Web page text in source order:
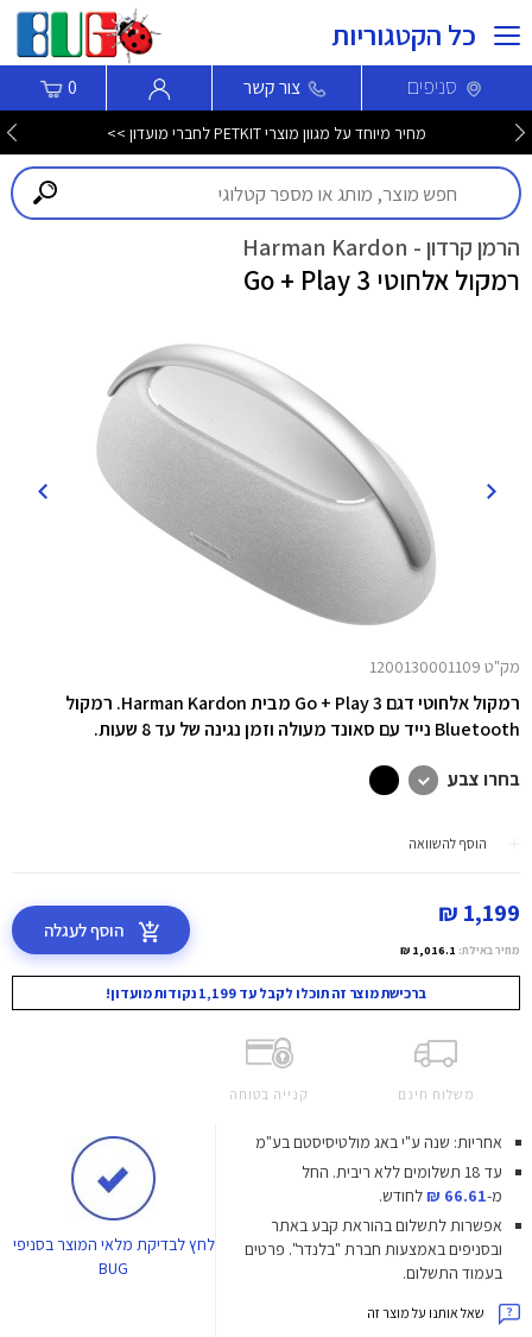
כל הקטגוריות
סניפים צור קשר 0
מחיר מיוחד על מגוון מוצרי PETKIT לחברי מועדון >>
הרמן קרדון - Harman Kardon
רמקול אלחוטי Go + Play 3
מק"ט 1200130001109
רמקול אלחוטי דגם Go + Play 3 מבית Harman Kardon. רמקול
Bluetooth נייד עם סאונד מעולה וזמן נגינה של עד 8 שעות.
בחרו צבע
הוסף להשוואה
1,199 ₪
מחיר באילת: 1,016.1 ₪
הוסף לעגלה
ברכישת מוצר זה תוכלו לקבל עד 1,199 נקודות מועדון!
משלוח חינם קנייה בטוחה
אחריות: שנה ע"י באג מולטיסיסטם בע"מ
עד 18 תשלומים ללא ריבית.
החל
מ-66.61 ₪
לחודש.
אפשרות לתשלום בהוראת קבע באתר
ובסניפים באמצעות חברת "בלנדר". פרטים
בעמוד התשלום.
שאל אותנו על מוצר זה
לחץלבדיקת מלאי המוצר בסניפי
BUG